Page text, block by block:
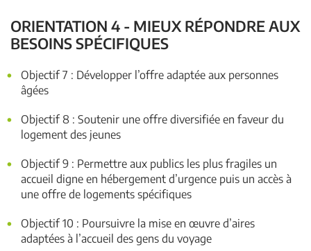
ORIENTATION 4 - MIEUX RÉPONDRE AUX
BESOINS SPÉCIFIQUES
Objectif 7 : Développer l’offre adaptée aux personnes
âgées
Objectif 8 : Soutenir une offre diversifiée en faveur du
logement des jeunes
Objectif 9 : Permettre aux publics les plus fragiles un
accueil digne en hébergement d’urgence puis un accès à
une offre de logements spécifiques
Objectif 10 : Poursuivre la mise en œuvre d’aires
adaptées à l’accueil des gens du voyage